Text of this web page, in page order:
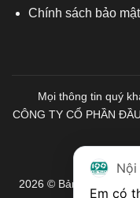
Chính sách bảo mật
Mọi thông tin quý
CÔNG TY CỔ PHẦN
Mã
2026 © Bản quyền
Nội